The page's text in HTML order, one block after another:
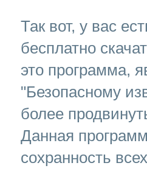
Так вот, у вас
бесплатно
это программа,
"Безопасному
более
Данная
сохранность